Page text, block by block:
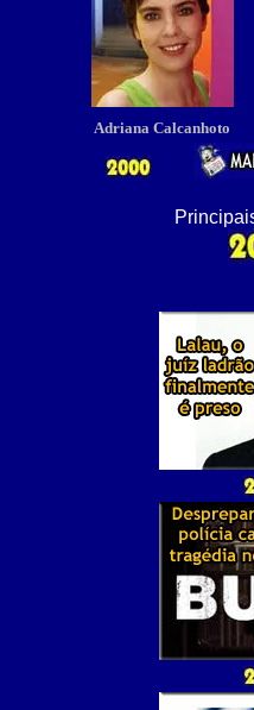
Adriana Calcanhoto